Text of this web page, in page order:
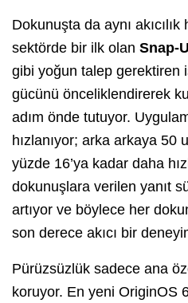
Dokunuşta da aynı
sektörde bir ilk olan Snap-
gibi yoğun talep gerektiren
gücünü önceliklendirerek
adım önde tutuyor.
hızlanıyor; arka arkaya 50
yüzde 16’ya kadar daha
dokunuşlara verilen yanıt
artıyor ve böylece her
son derece akıcı bir
Pürüzsüzlük sadece ana
koruyor. En yeni OriginOS